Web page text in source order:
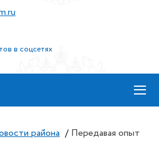
в соцсетях
≡
района / Передавая опыт